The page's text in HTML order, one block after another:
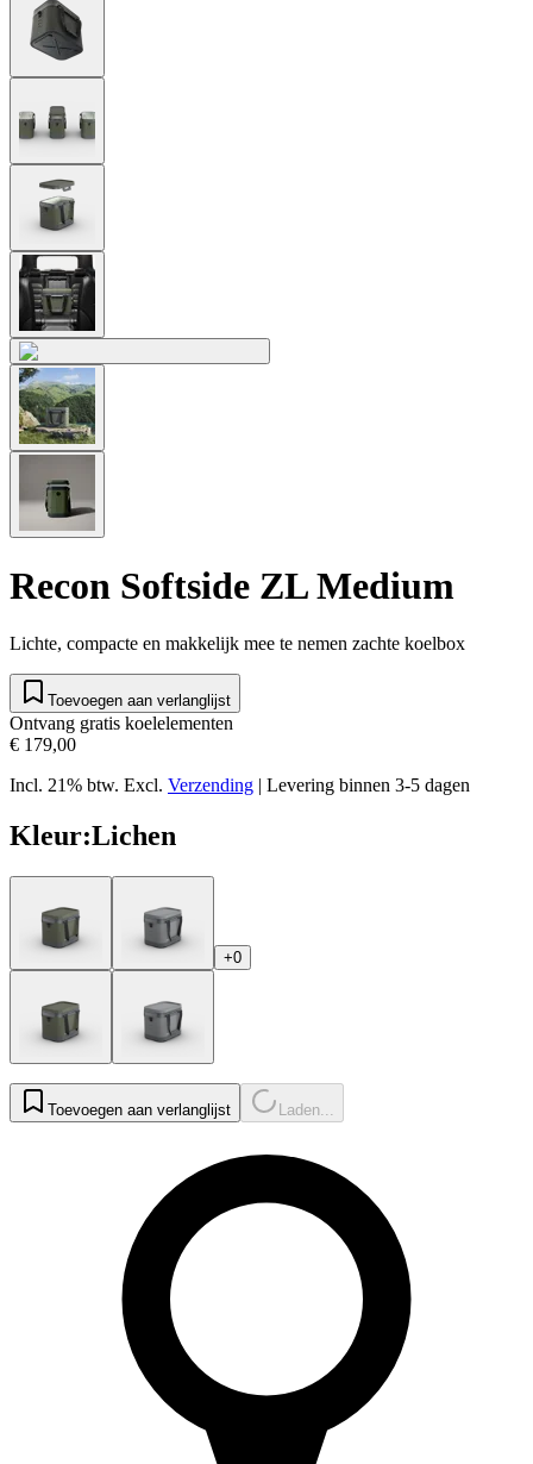
Recon Softside ZL Medium
Lichte, compacte en makkelijk mee te nemen zachte koelbox
Toevoegen aan verlanglijst
Ontvang gratis koelelementen
€ 179,00
Incl. 21% btw. Excl. Verzending | Levering binnen 3-5 dagen
Kleur:Lichen
+0
Toevoegen aan verlanglijst Laden...